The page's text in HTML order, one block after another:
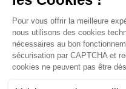
Inscrivez-vous à notre
l'aventure My-UUU
Vous avez une
Vous souhaitez être
nous